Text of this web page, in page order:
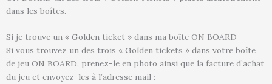
dans les boîtes.
Si je trouve un « Golden ticket » dans ma boîte ON BOARD
Si vous trouvez un des trois « Golden tickets » dans votre boîte
de jeu ON BOARD, prenez-le en photo ainsi que la facture d’achat
du jeu et envoyez-les à l’adresse mail :